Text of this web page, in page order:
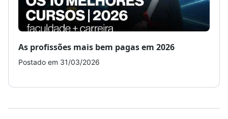
As profissões mais bem pagas em 2026
Postado em 31/03/2026